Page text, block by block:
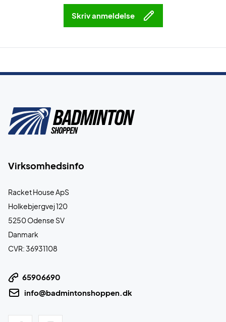
Skriv anmeldelse
Virksomhedsinfo
Racket House ApS
Holkebjergvej 120
5250 Odense SV
Danmark
CVR: 36931108
65906690
info@badmintonshoppen.dk